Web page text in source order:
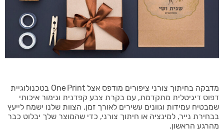
מדבקה בחיתוך צורני ציפורים מודפס אצל One Print בטכנולוגיית
דפוס דיגיטלית מתקדמת, עם בקרת צבע קפדנית וגימור איכותי
שמבטיח עמידות וגוונים עשירים לאורך זמן. הצוות שלנו ישמח לייעץ
בבחירת נייר, למינציה או חיתוך צורני, כדי שהמוצר שלך יבלוט כבר
מהרגע הראשון.